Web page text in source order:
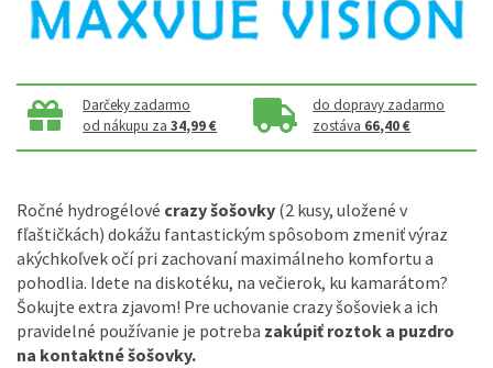
Darčeky zadarmo
od nákupu za34,99 €
do dopravy zadarmo
zostáva 66,40 €
Ročné hydrogélové crazy šošovky (2 kusy, uložené v
fľaštičkách) dokážu fantastickým spôsobom zmeniť výraz
akýchkoľvek očí pri zachovaní maximálneho komfortu a
pohodlia. Idete na diskotéku, na večierok, ku kamarátom?
Šokujte extra zjavom! Pre uchovanie crazy šošoviek a ich
pravidelné používanie je potreba zakúpiť roztok a puzdro
na kontaktné šošovky.